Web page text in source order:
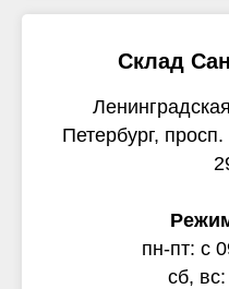
Склад
Петербург,
пн-пт: с
сб,